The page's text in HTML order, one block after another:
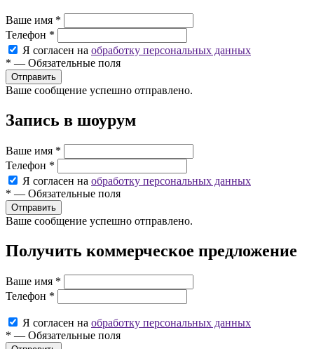
Ваше имя *
Телефон *
Я согласен на обработку персональных данных
* — Обязательные поля
Ваше сообщение успешно отправлено.
Запись в шоурум
Ваше имя *
Телефон *
Я согласен на обработку персональных данных
* — Обязательные поля
Ваше сообщение успешно отправлено.
Получить коммерческое предложение
Ваше имя *
Телефон *
Я согласен на обработку персональных данных
* — Обязательные поля